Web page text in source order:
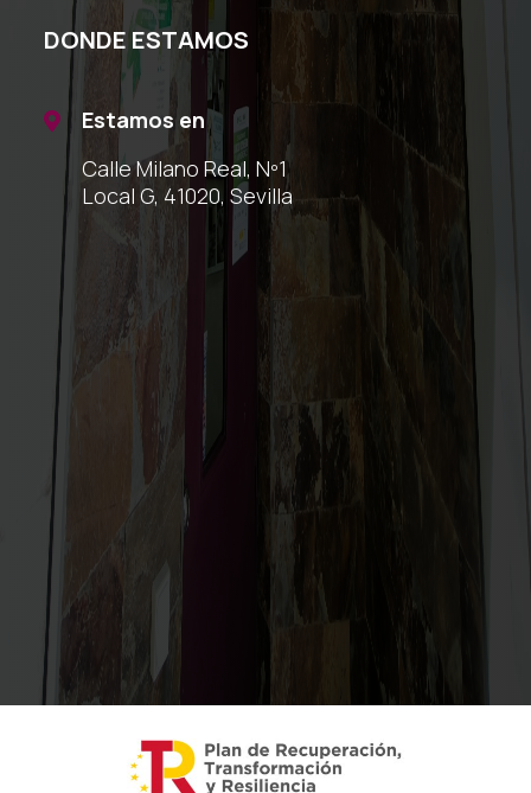
DONDE ESTAMOS

Estamos en
Calle Milano Real, Nº1
Local G, 41020, Sevilla